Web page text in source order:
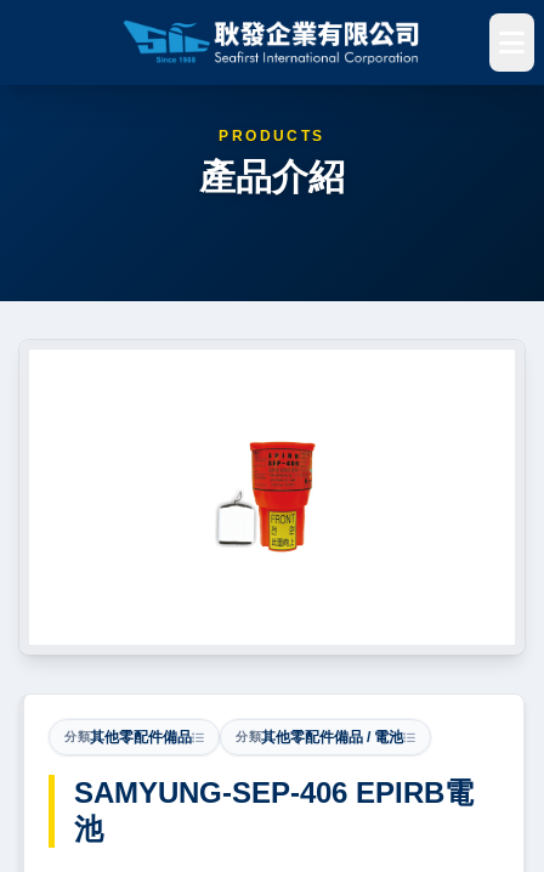
PRODUCTS
產品介紹
分類其他零配件備品 分類其他零配件備品 / 電池
​SAMYUNG-SEP-406 EPIRB電
池